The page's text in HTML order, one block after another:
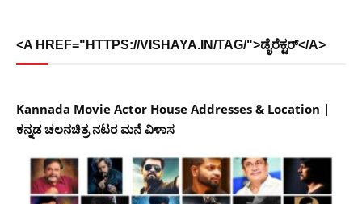
<A HREF="HTTPS://VISHAYA.IN/TAG/">ಡೈರೆಕ್ಟರ್</A>
Kannada Movie Actor House Addresses & Location |
ಕನ್ನಡ ಚಲನಚಿತ್ರ ನಟರ ಮನೆ ವಿಳಾಸ